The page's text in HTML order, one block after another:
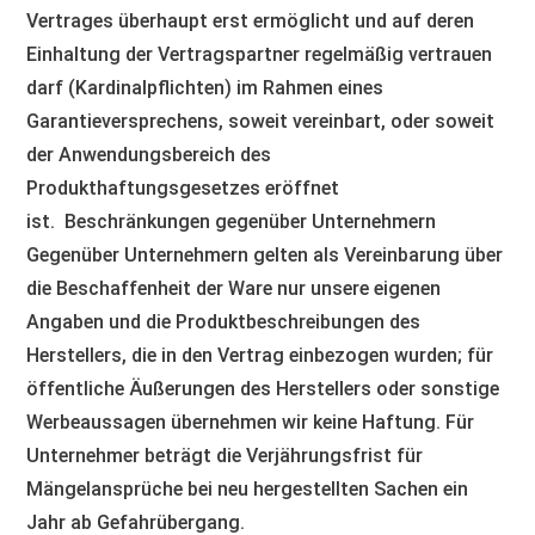
Vertrages überhaupt erst ermöglicht und auf deren
Einhaltung der Vertragspartner regelmäßig vertrauen
darf (Kardinalpflichten) im Rahmen eines
Garantieversprechens, soweit vereinbart, oder soweit
der Anwendungsbereich des
Produkthaftungsgesetzes eröffnet
ist. Beschränkungen gegenüber Unternehmern
Gegenüber Unternehmern gelten als Vereinbarung über
die Beschaffenheit der Ware nur unsere eigenen
Angaben und die Produktbeschreibungen des
Herstellers, die in den Vertrag einbezogen wurden; für
öffentliche Äußerungen des Herstellers oder sonstige
Werbeaussagen übernehmen wir keine Haftung. Für
Unternehmer beträgt die Verjährungsfrist für
Mängelansprüche bei neu hergestellten Sachen ein
Jahr ab Gefahrübergang.